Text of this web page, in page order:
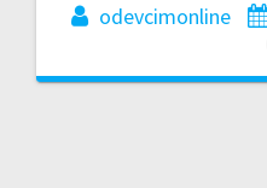
odevcimonline